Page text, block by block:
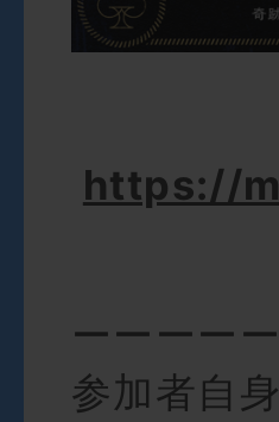
https://
ーーーー
参加者自